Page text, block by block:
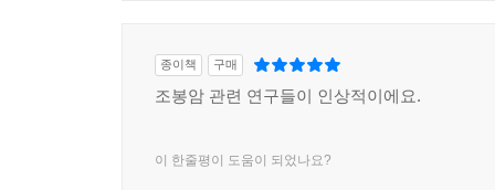
종이책 구매
조봉암 관련 연구들이 인상적이에요.
이 한줄평이 도움이 되었나요?